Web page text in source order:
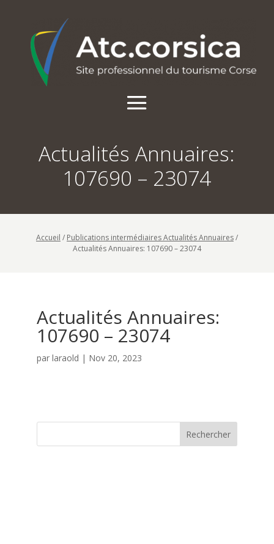
Actualités Annuaires:
107690 – 23074
Accueil / Publications intermédiaires Actualités Annuaires/
Actualités Annuaires: 107690 – 23074
Actualités Annuaires:
107690 – 23074
par laraold | Nov 20, 2023
Rechercher